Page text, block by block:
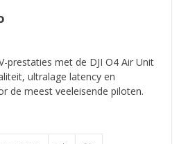
prestaties met de DJI O4 Air Unit
ultralage latency en
de meest veeleisende piloten.